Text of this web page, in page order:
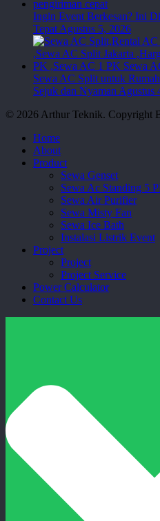
Ingin Event Berkesan? Ini
TepatAgustus 5, 2026
Sewa AC Split untuk
Sejuk dan NyamanAgustus
© 2026 Arthur Teknik. Copyright
Close
Menu
Home
About
Product
Sewa Genset
Sewa Ac Standing 5
Sewa Air Purifier
Sewa Misty Fan
Sewa Ice Bath
Instalasi Listrik Event
Project
Project
Project Service
Power Calculator
Contact Us